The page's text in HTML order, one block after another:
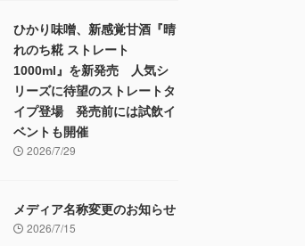
ひかり味噌、新感覚甘酒『晴
れのち糀 ストレート
1000ml』を新発売 人気シ
リーズに待望のストレートタ
イプ登場 発売前には試飲イ
ベントも開催
2026/7/29
メディア名称変更のお知らせ
2026/7/15